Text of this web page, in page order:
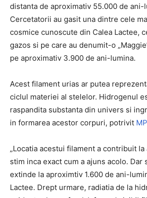
distanta de aproximativ 55.000 de ani-
Cercetatorii au gasit una dintre cele
cosmice cunoscute din Calea Lactee,
gazos si pe care au denumit-o
pe aproximativ 3.900 de ani-lumina.
Acest filament urias ar putea
ciclul materiei al stelelor. Hidrogenul
raspandita substanta din univers si
in formarea acestor corpuri, potrivit
„Locatia acestui filament a contribuit
stim inca exact cum a ajuns acolo. Dar
extinde la aproximtiv 1.600 de ani-
Lactee. Drept urmare, radiatia de la